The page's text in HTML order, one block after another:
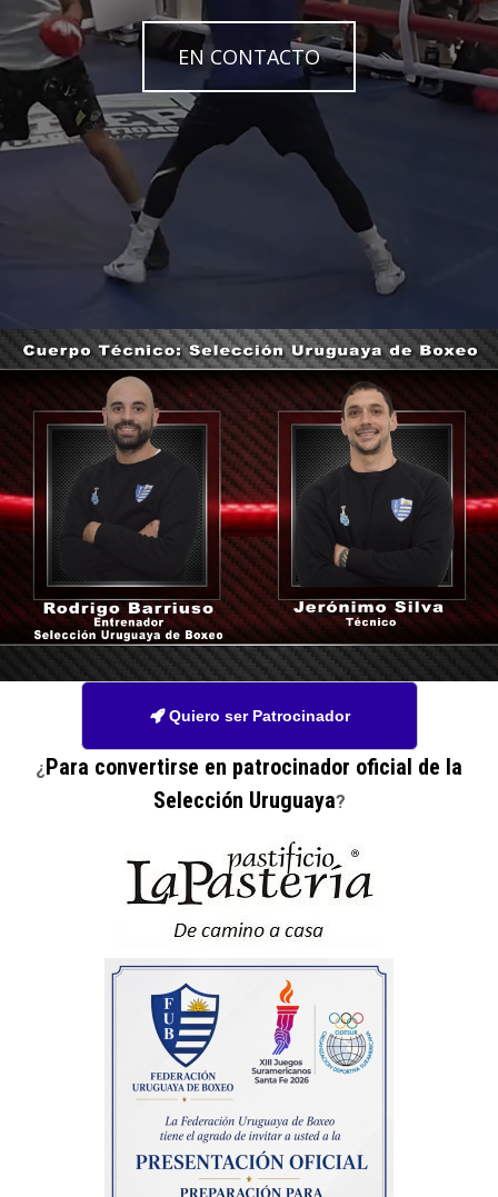
EN CONTACTO
Quiero ser Patrocinador
¿Para convertirse en patrocinador oficial de la
Selección Uruguaya?